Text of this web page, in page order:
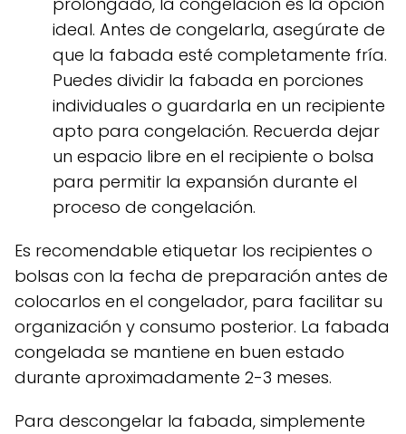
ideal. Antes de congelarla, asegúrate de
que la fabada esté completamente fría.
Puedes dividir la fabada en porciones
individuales o guardarla en un recipiente
apto para congelación. Recuerda dejar
un espacio libre en el recipiente o bolsa
para permitir la expansión durante el
proceso de congelación.
Es recomendable etiquetar los recipientes o
bolsas con la fecha de preparación antes de
colocarlos en el congelador, para facilitar su
organización y consumo posterior. La fabada
congelada se mantiene en buen estado
durante aproximadamente 2-3 meses.
Para descongelar la fabada, simplemente